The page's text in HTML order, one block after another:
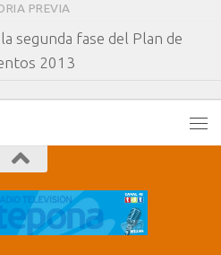
PREVIA
segunda fase del Plan de
2013